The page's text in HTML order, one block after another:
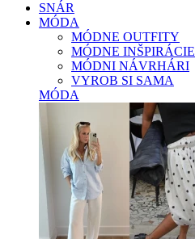
SNÁR
MÓDA
MÓDNE OUTFITY
MÓDNE INŠPIRÁCIE
MÓDNI NÁVRHÁRI
VYROB SI SAMA
MÓDA